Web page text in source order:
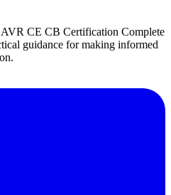
CE CB Certification Complete
guidance for making informed